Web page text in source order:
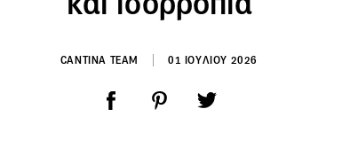
CANTINA TEAM 01 ΙΟΥΛΙΟΥ 2026